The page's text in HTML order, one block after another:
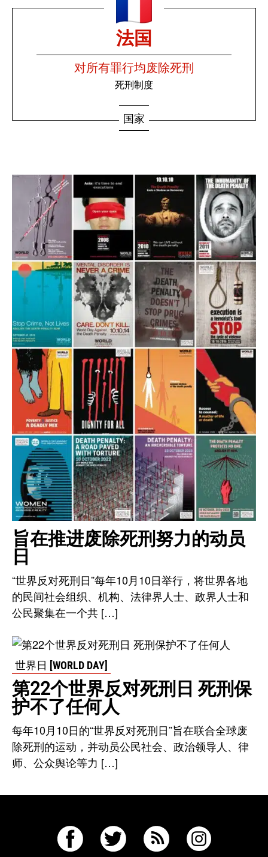
法国
对所有罪行均废除死刑
死刑制度
国家
旨在推进废除死刑努力的动员
日
“世界反对死刑日”每年10月10日举行，将世界各地
的民间社会组织、机构、法律界人士、政界人士和
公民聚集在一个共 […]
世界日 [WORLD DAY]
第22个世界反对死刑日 死刑保
护不了任何人
每年10月10日的“世界反对死刑日”旨在联合全球废
除死刑的运动，并动员公民社会、政治领导人、律
师、公众舆论等力 […]